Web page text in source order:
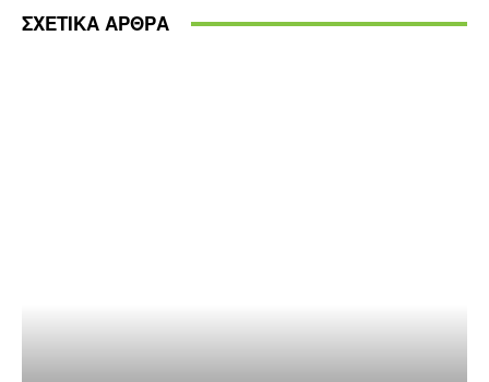
ΣΧΕΤΙΚΑ ΑΡΘΡΑ